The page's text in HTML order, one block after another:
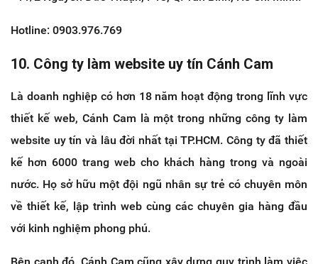
Hotline: 0903.976.769
10. Công ty làm website uy tín Cánh Cam
Là doanh nghiệp có hơn 18 năm hoạt động trong lĩnh vực
thiết kế web, Cánh Cam là một trong những công ty làm
website uy tín và lâu đời nhất tại TP.HCM. Công ty đã thiết
kế hơn 6000 trang web cho khách hàng trong và ngoài
nước. Họ sở hữu một đội ngũ nhân sự trẻ có chuyên môn
về thiết kế, lập trình web cùng các chuyên gia hàng đầu
với kinh nghiệm phong phú.